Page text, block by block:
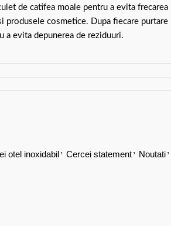
de catifea moale pentru a evita frecarea
produsele cosmetice. Dupa fiecare purtare
a evita depunerea de reziduuri.
otel inoxidabil, Cercei statement, Noutati,